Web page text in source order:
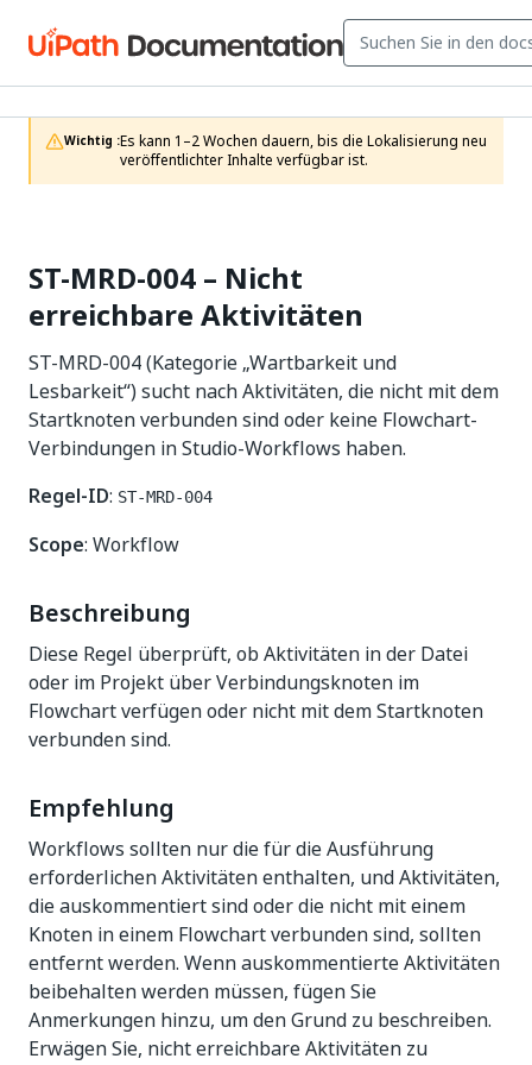
Wichtig :Es kann 1–2 Wochen dauern, bis die Lokalisierung neu
veröffentlichter Inhalte verfügbar ist.
ST-MRD-004 – Nicht
erreichbare Aktivitäten
ST-MRD-004 (Kategorie „Wartbarkeit und
Lesbarkeit“) sucht nach Aktivitäten, die nicht mit dem
Startknoten verbunden sind oder keine Flowchart-
Verbindungen in Studio-Workflows haben.
Regel-ID: ST-MRD-004
Scope: Workflow
Beschreibung
Diese Regel überprüft, ob Aktivitäten in der Datei
oder im Projekt über Verbindungsknoten im
Flowchart verfügen oder nicht mit dem Startknoten
verbunden sind.
Empfehlung
Workflows sollten nur die für die Ausführung
erforderlichen Aktivitäten enthalten, und Aktivitäten,
die auskommentiert sind oder die nicht mit einem
Knoten in einem Flowchart verbunden sind, sollten
entfernt werden. Wenn auskommentierte Aktivitäten
beibehalten werden müssen, fügen Sie
Anmerkungen hinzu, um den Grund zu beschreiben.
Erwägen Sie, nicht erreichbare Aktivitäten zu